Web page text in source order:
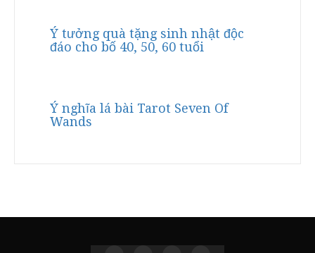
Ý tưởng quà tặng sinh nhật độc
đáo cho bố 40, 50, 60 tuổi
Ý nghĩa lá bài Tarot Seven Of
Wands